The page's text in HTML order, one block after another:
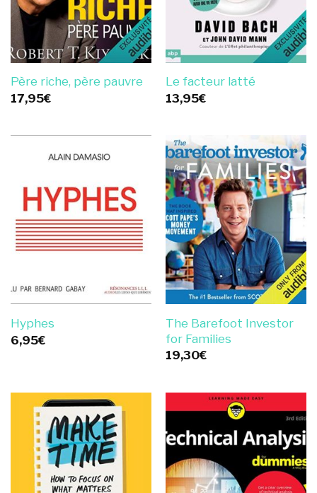
Père riche, père pauvre
17,95€
Le facteur latté
13,95€
Hyphes
6,95€
The Barefoot Investor
for Families
19,30€